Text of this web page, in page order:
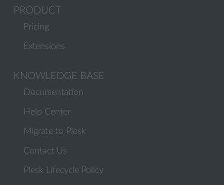
PRODUCT
Pricing
Extensions
KNOWLEDGE BASE
Documentation
Help Center
Migrate to Plesk
Contact Us
Plesk Lifecycle Policy